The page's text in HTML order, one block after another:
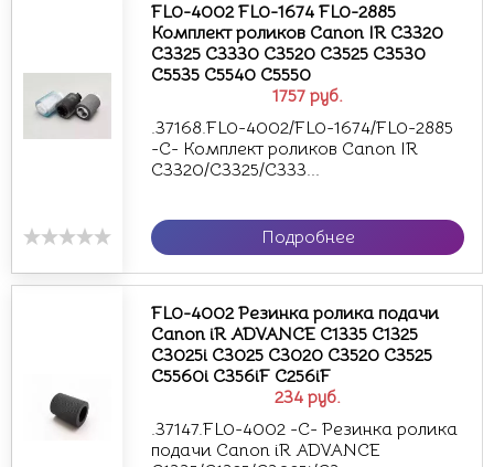
1757 руб.
FL0-4002 FL0-1674 FL0-2885
Комплект роликов Canon IR C3320
C3325 C3330 C3520 C3525 C3530
C5535 C5540 C5550
.37168.FL0-4002/FL0-1674/FL0-2885
-С- Комплект роликов Canon IR
C3320/C3325/C333...
Подробнее
234 руб.
FL0-4002 Резинка ролика подачи
Canon iR ADVANCE C1335 C1325
C3025i C3025 C3020 C3520 C3525
C5560i C356iF C256iF
.37147.FL0-4002 -С- Резинка ролика
подачи Canon iR ADVANCE